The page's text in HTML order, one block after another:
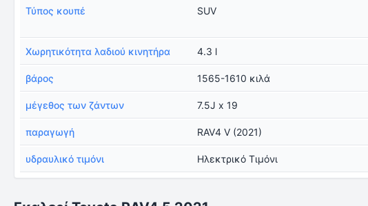
Τύπος κουπέ SUV
Χωρητικότητα λαδιού κινητήρα 4.3 l
βάρος 1565-1610 κιλά
μέγεθος των ζάντων 7.5J x 19
παραγωγή RAV4 V (2021)
υδραυλικό τιμόνι Ηλεκτρικό Τιμόνι